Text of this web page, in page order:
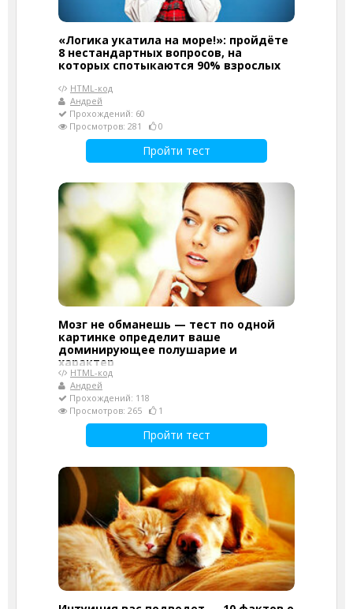
«Логика укатила на море!»: пройдёте
8 нестандартных вопросов, на
которых спотыкаются 90% взрослых
HTML-код
Андрей
Прохождений: 60
Просмотров: 281
0
Пройти тест
Мозг не обманешь — тест по одной
картинке определит ваше
доминирующее полушарие и
характер
HTML-код
Андрей
Прохождений: 118
Просмотров: 265
1
Пройти тест